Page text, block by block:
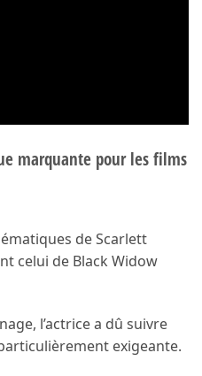
marquante pour les films
de Scarlett
celui de Black Widow
l’actrice a dû suivre
exigeante.